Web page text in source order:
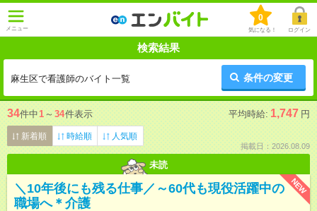
メニュー
0
気になる！ ログイン
検索結果
麻生区で看護師のバイト一覧 条件の変更
34件中1 ～ 34件表示 平均時給: 1,747 円
新着順 時給順 人気順
掲載日：2026.08.09
未読
NEW
＼10年後にも残る仕事／～60代も現役活躍中の
職場へ＊介護